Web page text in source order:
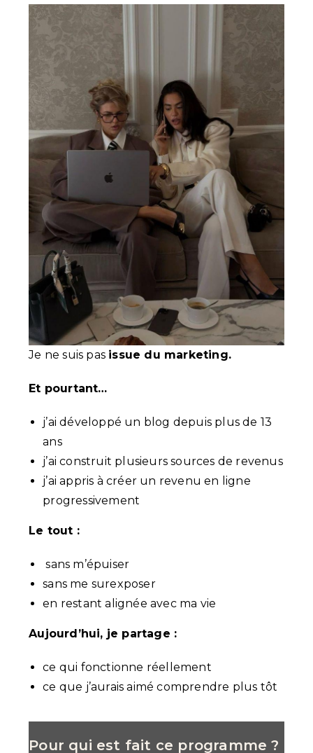
Je ne suis pas issue du marketing.
Et pourtant…
j’ai développé un blog depuis plus de 13
ans
j’ai construit plusieurs sources de revenus
j’ai appris à créer un revenu en ligne
progressivement
Le tout :
sans m’épuiser
sans me surexposer
en restant alignée avec ma vie
Aujourd’hui, je partage :
ce qui fonctionne réellement
ce que j’aurais aimé comprendre plus tôt
Pour qui est fait ce programme ?